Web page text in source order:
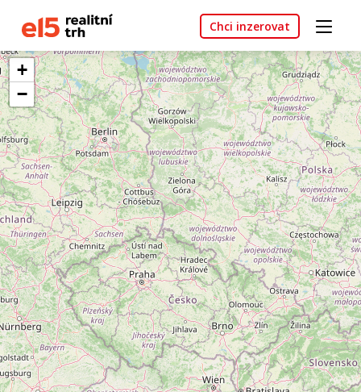
Chci inzerovat
+
−